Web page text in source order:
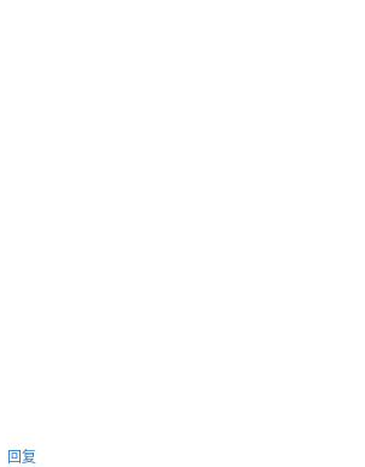
回复